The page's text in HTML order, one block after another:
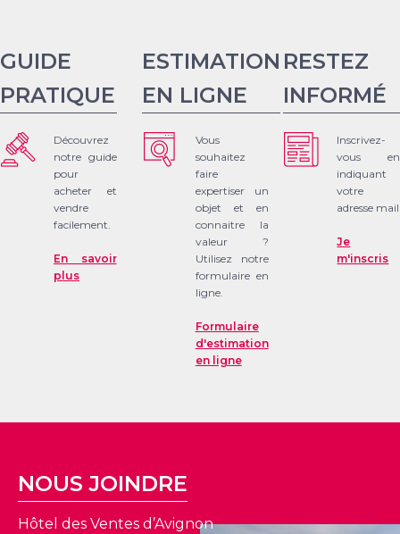
GUIDE
PRATIQUE
Découvrez
notre guide
pour
acheter et
vendre
facilement.
En savoir
plus
ESTIMATION
EN LIGNE
Vous
souhaitez
faire
expertiser un
objet et en
connaitre la
valeur ?
Utilisez notre
formulaire en
ligne.
Formulaire
d'estimation
en ligne
RESTEZ
INFORMÉ
Inscrivez-
vous en
indiquant
votre
adresse mail
Je
m'inscris
NOUS JOINDRE
Hôtel des Ventes d’Avignon